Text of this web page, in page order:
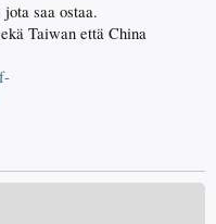
saa ostaa.
Taiwan että China